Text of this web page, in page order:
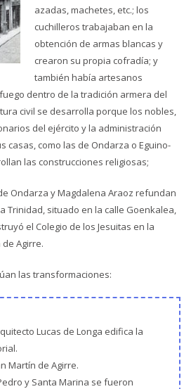
azadas, machetes, etc.; los
cuchilleros trabajaban en la
obtención de armas blancas y
crearon su propia cofradía; y
también había artesanos
dentro de la tradición armera del
civil se desarrolla porque los nobles,
del ejército y la administración
casas, como las de Ondarza o Eguino-
las construcciones religiosas;
Ondarza y Magdalena Araoz refundan
Trinidad, situado en la calle Goenkalea,
el Colegio de los Jesuitas en la
Agirre.
las transformaciones:
Lucas de Longa edifica la
Martín de Agirre.
y Santa Marina se fueron